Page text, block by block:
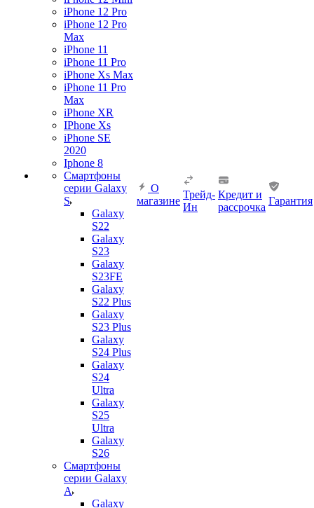
iPhone 12 Pro
iPhone 12 Pro
Max
iPhone 11
iPhone 11 Pro
iPhone Xs Max
iPhone 11 Pro
Max
iPhone XR
IPhone Xs
iPhone SE
2020
Iphone 8
Смартфоны
серии Galaxy
S
Galaxy
S22
Galaxy
S23
Galaxy
S23FE
Galaxy
S22 Plus
Galaxy
S23 Plus
Galaxy
S24 Plus
Galaxy
S24
Ultra
Galaxy
S25
Ultra
Galaxy
S26
Смартфоны
серии Galaxy
A
Galaxy
О
магазине
Трейд-
Ин
Кредит и
рассрочка
Гарантия